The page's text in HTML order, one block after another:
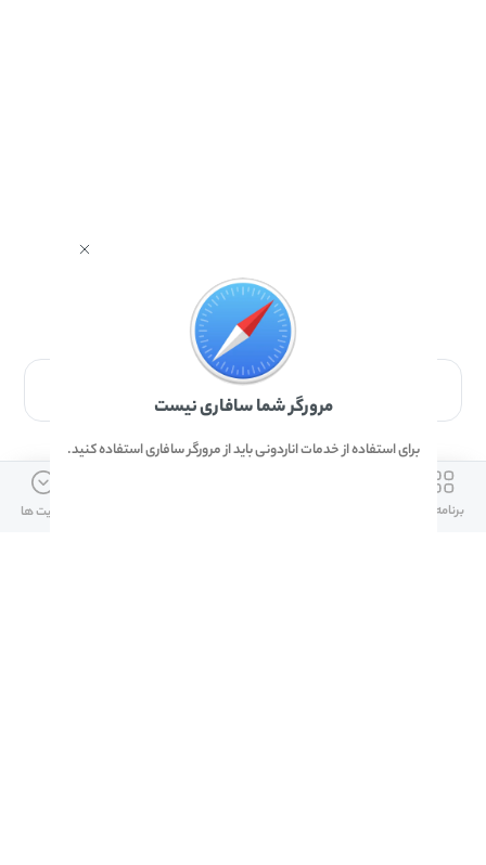
برای دانلود برنامه با مرورگر Safari وارد شوید.
ارتباط با ما
برنامه ها آپدیت ها
مرورگر شما سافاری نیست
برای استفاده از خدمات اناردونی باید از مرورگر سافاری استفاده کنید.